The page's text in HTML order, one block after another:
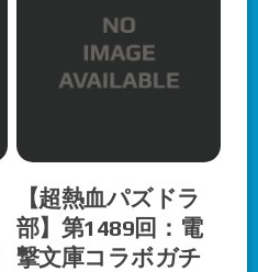
【超熱血パズドラ
部】第1489回：電
撃文庫コラボガチ